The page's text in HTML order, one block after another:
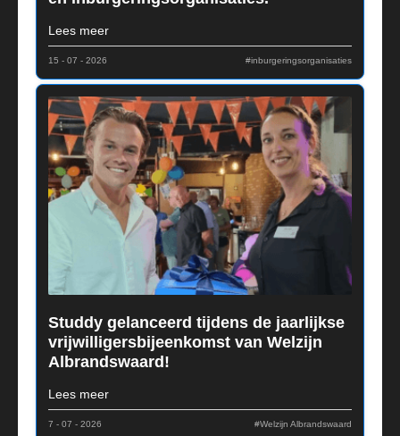
Lees meer
15 - 07 - 2026 #inburgeringsorganisaties
Studdy gelanceerd tijdens de jaarlijkse
vrijwilligersbijeenkomst van Welzijn
Albrandswaard!
Lees meer
7 - 07 - 2026 #Welzijn Albrandswaard